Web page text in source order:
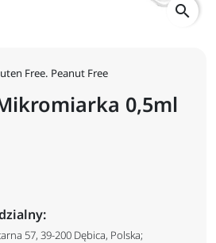
search
Free. Peanut Free
Mikromiarka 0,5ml
57, 39-200 Dębica, Polska;